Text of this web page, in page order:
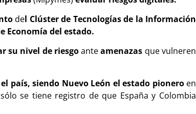
del Clúster de Tecnologías de la Información
Economía del estado.
su nivel de riesgoanteamenazas que vulneren
país, siendo Nuevo León el estado pioneroen
se tiene registro de que España y Colombia